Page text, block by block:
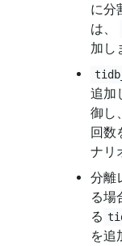
に分
は、
加し
追加
御し
回数
ナリ
分離
る場
る
を追